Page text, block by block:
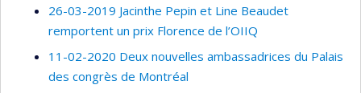
26-03-2019 Jacinthe Pepin et Line Beaudet
remportent un prix Florence de l’OIIQ
11-02-2020 Deux nouvelles ambassadrices du Palais
des congrès de Montréal